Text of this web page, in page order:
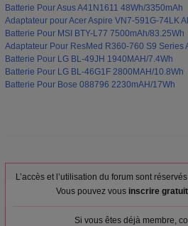
Batterie Pour Asus A41N1611 48Wh/3350mAh
Adaptateur pour Acer Aspire VN7-591G-74LK
Batterie Pour MSI BTY-L77 7500mAh/83.25Wh
Adaptateur Pour ResMed R360-760 S9 Series
Batterie Pour LG BL-49JH 1940MAH/7.4Wh
Batterie Pour LG BL-46G1F 2800MAH/10.8Wh
Batterie Pour Bose 088796 2230mAH/17Wh
L’accès et l’utilisation du forum sont
Vous pouvez vous inscrire
Si vous êtes déjà membre,